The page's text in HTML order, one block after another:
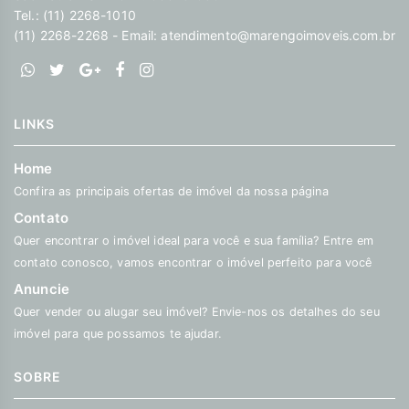
Tel.: (11) 2268-1010
(11) 2268-2268 - Email: atendimento@marengoimoveis.com.br
LINKS
Home
Confira as principais ofertas de imóvel da nossa página
Contato
Quer encontrar o imóvel ideal para você e sua família? Entre em
contato conosco, vamos encontrar o imóvel perfeito para você
Anuncie
Quer vender ou alugar seu imóvel? Envie-nos os detalhes do seu
imóvel para que possamos te ajudar.
SOBRE